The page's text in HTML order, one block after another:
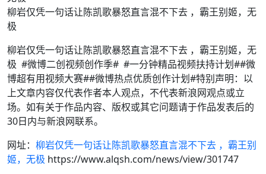
柳岩仅凭一句话让陈凯歌暴怒直言混不下去 ，霸王别姬，无
极
柳岩仅凭一句话让陈凯歌暴怒直言混不下去 ，霸王别姬，无
极 #微博二创视频创作季# #一分钟精品视频扶持计划##微
博超有用视频大赛##微博热点优质创作计划#特别声明：以
上文章内容仅代表作者本人观点，不代表新浪网观点或立
场。如有关于作品内容、版权或其它问题请于作品发表后的
30日内与新浪网联系。
网址： 柳岩仅凭一句话让陈凯歌暴怒直言混不下去 ，霸王别
姬，无极 https://www.alqsh.com/news/view/301747